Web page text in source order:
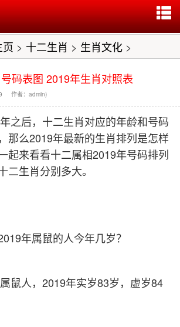
页 > 十二生肖 > 生肖文化 >
码表图 2019年生肖对照表
作者：admin)
之后，十二生肖对应的年龄和号码
那么2019年最新的生肖排列是怎样
起来看看十二属相2019年号码排列
二生肖分别多大。
年属鼠的人今年几岁？
鼠人，2019年实岁83岁，虚岁84